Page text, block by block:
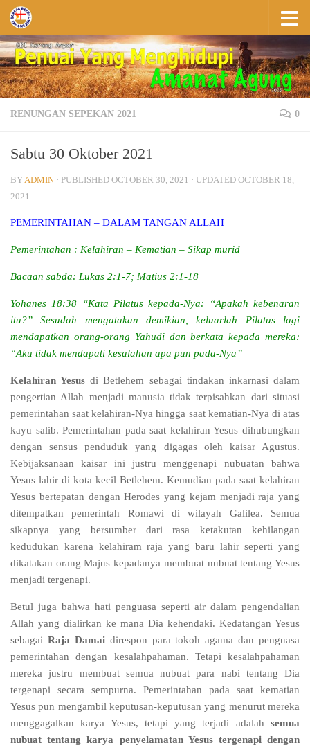
Skip to content
RENUNGAN SEPEKAN 2021 0
Sabtu 30 Oktober 2021
BYADMIN · PUBLISHED OCTOBER 30, 2021 · UPDATED OCTOBER 18,
2021
PEMERINTAHAN – DALAM TANGAN ALLAH
Pemerintahan : Kelahiran – Kematian – Sikap murid
Bacaan sabda: Lukas 2:1-7; Matius 2:1-18
Yohanes 18:38 “Kata Pilatus kepada-Nya: “Apakah kebenaran
itu?” Sesudah mengatakan demikian, keluarlah Pilatus lagi
mendapatkan orang-orang Yahudi dan berkata kepada mereka:
“Aku tidak mendapati kesalahan apa pun pada-Nya”
Kelahiran Yesus di Betlehem sebagai tindakan inkarnasi dalam
pengertian Allah menjadi manusia tidak terpisahkan dari situasi
pemerintahan saat kelahiran-Nya hingga saat kematian-Nya di atas
kayu salib. Pemerintahan pada saat kelahiran Yesus dihubungkan
dengan sensus penduduk yang digagas oleh kaisar Agustus.
Kebijaksanaan kaisar ini justru menggenapi nubuatan bahwa
Yesus lahir di kota kecil Betlehem. Kemudian pada saat kelahiran
Yesus bertepatan dengan Herodes yang kejam menjadi raja yang
ditempatkan pemerintah Romawi di wilayah Galilea. Semua
sikapnya yang bersumber dari rasa ketakutan kehilangan
kedudukan karena kelahiram raja yang baru lahir seperti yang
dikatakan orang Majus kepadanya membuat nubuat tentang Yesus
menjadi tergenapi.
Betul juga bahwa hati penguasa seperti air dalam pengendalian
Allah yang dialirkan ke mana Dia kehendaki. Kedatangan Yesus
sebagai Raja Damaidirespon para tokoh agama dan penguasa
pemerintahan dengan kesalahpahaman. Tetapi kesalahpahaman
mereka justru membuat semua nubuat para nabi tentang Dia
tergenapi secara sempurna. Pemerintahan pada saat kematian
Yesus pun mengambil keputusan-keputusan yang menurut mereka
menggagalkan karya Yesus, tetapi yang terjadi adalah semua
nubuat tentang karya penyelamatan Yesus tergenapi dengan